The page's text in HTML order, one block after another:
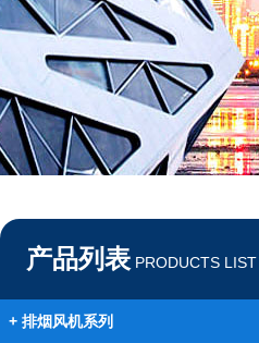
产品列表 PRODUCTS LIST
+ 排烟风机系列